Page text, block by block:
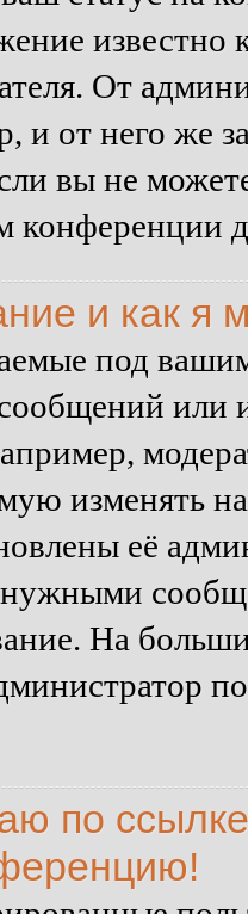
известно
От
и от него же
вы не
конференции
и как я
под
изменять
её
На
по